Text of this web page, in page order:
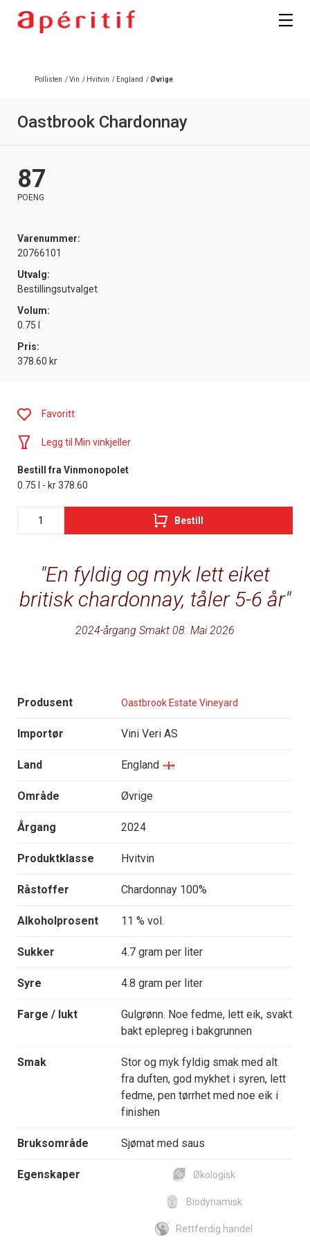
Pollisten /Vin / Hvitvin / England /Øvrige
Oastbrook Chardonnay
87
POENG
Varenummer:
20766101
Utvalg:
Bestillingsutvalget
Volum:
0.75 l
Pris:
378.60 kr
En fyldig og myk lett eiket
britisk chardonnay, tåler 5-6 år
2024-årgang Smakt 08. Mai 2026
Produsent Oastbrook Estate Vineyard
Importør Vini Veri AS
Land England
Område Øvrige
Årgang 2024
Produktklasse Hvitvin
Råstoffer Chardonnay 100%
Alkoholprosent 11 % vol.
Sukker 4.7 gram per liter
Syre 4.8 gram per liter
Farge / lukt
Gulgrønn. Noe fedme, lett eik, svakt
bakt eplepreg i bakgrunnen
Smak
Stor og myk fyldig smak med alt
fra duften, god mykhet i syren, lett
fedme, pen tørrhet med noe eik i
finishen
Bruksområde Sjømat med saus
Egenskaper Økologisk
Biodynamisk
Rettferdig handel
Favoritt
Legg til Min vinkjeller
Bestill fra Vinmonopolet
0.75 l - kr 378.60
Bestill